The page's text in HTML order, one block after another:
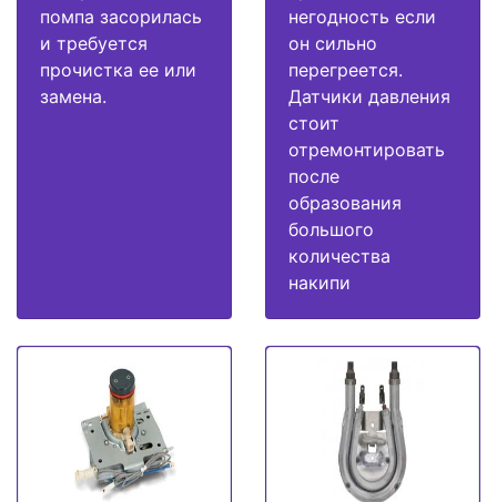
помпа засорилась
и требуется
прочистка ее или
замена.
негодность если
он сильно
перегреется.
Датчики давления
стоит
отремонтировать
после
образования
большого
количества
накипи